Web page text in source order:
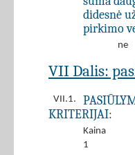
didesnė
pirkimo
ne
VII Dalis:
VII.1.
KRITERIJAI:
Kaina
1